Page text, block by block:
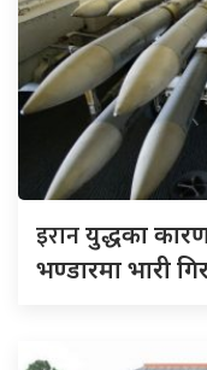
इरानयुद्धका
भण्डारमा भारी